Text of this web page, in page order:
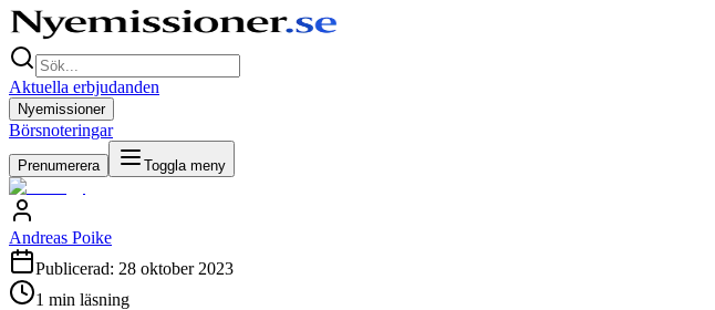
Aktuella erbjudanden
Nyemissioner
Börsnoteringar
Prenumerera Toggla meny
Andreas Poike
Publicerad: 28 oktober 2023
1 min läsning